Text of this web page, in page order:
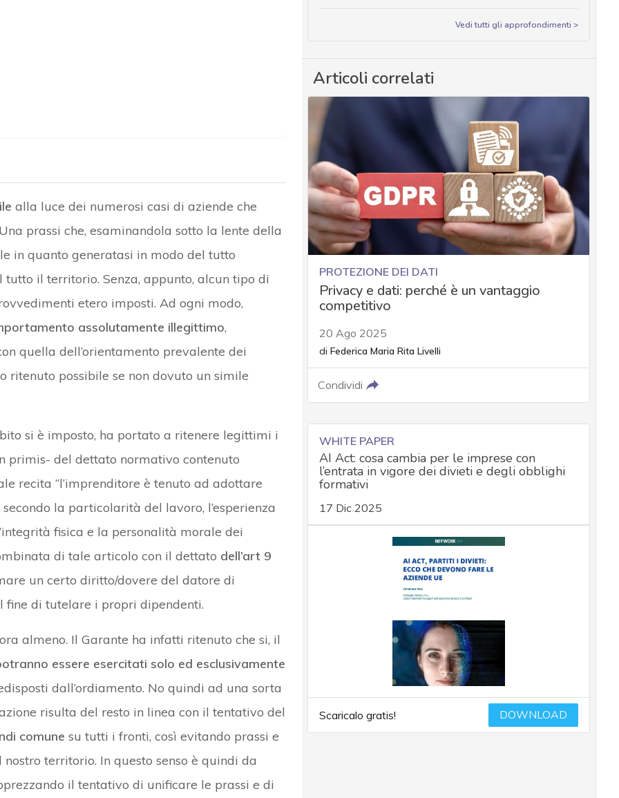
alla luce dei numerosi casi di aziende che
prassi che, esaminandola sotto la lente della
in quanto generatasi in modo del tutto
il territorio. Senza, appunto, alcun tipo di
etero imposti. Ad ogni modo,
assolutamente illegittimo,
quella dell’orientamento prevalente dei
ritenuto possibile se non dovuto un simile
si è imposto, ha portato a ritenere legittimi i
primis- del dettato normativo contenuto
recita “l’imprenditore è tenuto ad adottare
la particolarità del lavoro, l’esperienza
fisica e la personalità morale dei
di tale articolo con il dettato dell’art 9
un certo diritto/dovere del datore di
di tutelare i propri dipendenti.
almeno. Il Garante ha infatti ritenuto che si, il
essere esercitati solo ed esclusivamente
dall’ordiamento. No quindi ad una sorta
risulta del resto in linea con il tentativo del
comune su tutti i fronti, così evitando prassi e
territorio. In questo senso è quindi da
il tentativo di unificare le prassi e di
Vedi tutti gli approfondimenti >
Articoli correlati
PROTEZIONE DEI DATI
Privacy e dati: perché è un vantaggio
competitivo
20 Ago 2025
di Federica Maria Rita Livelli
Condividi
WHITE PAPER
AI Act: cosa cambia per le imprese con
l’entrata in vigore dei divieti e degli obblighi
formativi
17 Dic 2025
Scaricalo gratis! DOWNLOAD